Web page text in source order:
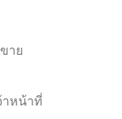
าย
าหน้าที่